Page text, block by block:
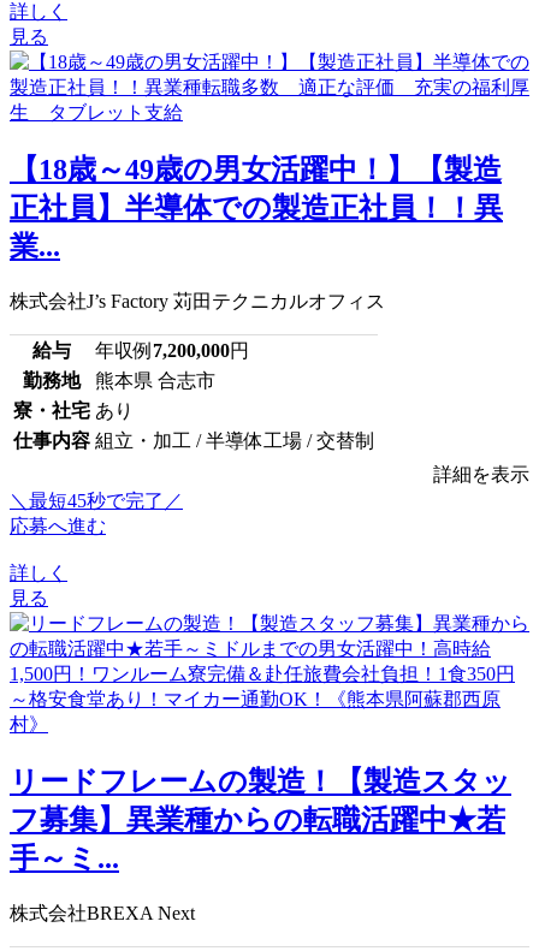
詳しく
見る
【18歳～49歳の男女活躍中！】【製造
正社員】半導体での製造正社員！！異
業...
株式会社J’s Factory 苅田テクニカルオフィス
給与 年収例 7,200,000円
勤務地
熊本県 合志市
寮・社宅 あり
仕事内容 組立・加工 / 半導体工場 / 交替制
詳細を表示
＼最短45秒で完了／
応募へ進む
詳しく
見る
リードフレームの製造！【製造スタッ
フ募集】異業種からの転職活躍中★若
手～ミ...
株式会社BREXA Next